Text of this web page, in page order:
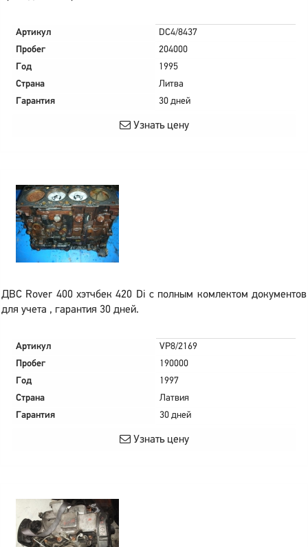
Артикул
DC4/8437
Пробег
204000
Год
1995
Страна
Литва
Гарантия
30 дней
Узнать цену
ДВС Rover 400 хэтчбек 420 Di с полным комлектом документов
для учета , гарантия 30 дней.
Артикул
VP8/2169
Пробег
190000
Год
1997
Страна
Латвия
Гарантия
30 дней
Узнать цену